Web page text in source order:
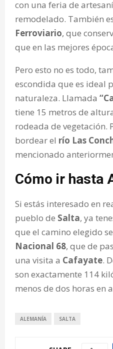
con una feria de
remodelado. También
Ferroviario, que
que en las mejores
Pero esto no es todo,
escondida que es ideal
naturaleza. Llamada
tiene 15 metros de
rodeada de vegetación.
bordear el río Las
mencionado
Cómo ir hasta
Si estás interesado en
pueblo de Salta, ya
que el camino elegido
Nacional 68, que de
una visita a Cafayate.
son exactamente 114
menos de dos horas en
ALEMANÍA SALTA